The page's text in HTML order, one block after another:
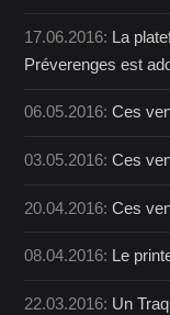
17.06.2016: La
Préverenges est
06.05.2016:Ces
03.05.2016:Ces
20.04.2016:Ces
08.04.2016: Le
22.03.2016: Un